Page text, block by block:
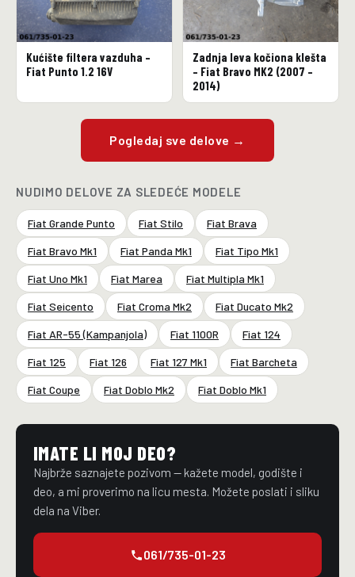
Kućište filtera vazduha –
Fiat Punto 1.2 16V
Zadnja leva kočiona klešta
– Fiat Bravo MK2 (2007 –
2014)
Pogledaj sve delove →
NUDIMO DELOVE ZA SLEDEĆE MODELE
Fiat Grande Punto Fiat Stilo Fiat Brava
Fiat Bravo Mk1 Fiat Panda Mk1 Fiat Tipo Mk1
Fiat Uno Mk1 Fiat Marea Fiat Multipla Mk1
Fiat Seicento Fiat Croma Mk2 Fiat Ducato Mk2
Fiat AR-55 (Kampanjola) Fiat 1100R Fiat 124
Fiat 125 Fiat 126 Fiat 127 Mk1 Fiat Barcheta
Fiat Coupe Fiat Doblo Mk2 Fiat Doblo Mk1
IMATE LI MOJ DEO?
Najbrže saznajete pozivom — kažete model, godište i
deo, a mi proverimo na licu mesta. Možete poslati i sliku
dela na Viber.
061/735-01-23